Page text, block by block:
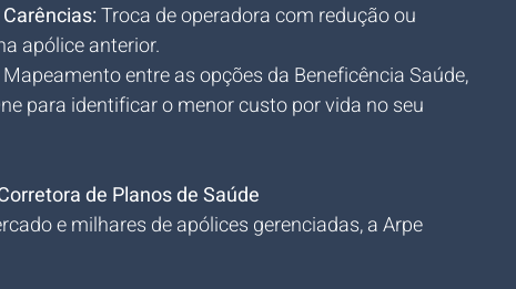
Troca de operadora com redução ou
apólice anterior.
Mapeamento entre as opções da Beneficência Saúde,
para identificar o menor custo por vida no seu
de Planos de Saúde
e milhares de apólices gerenciadas, a Arpe